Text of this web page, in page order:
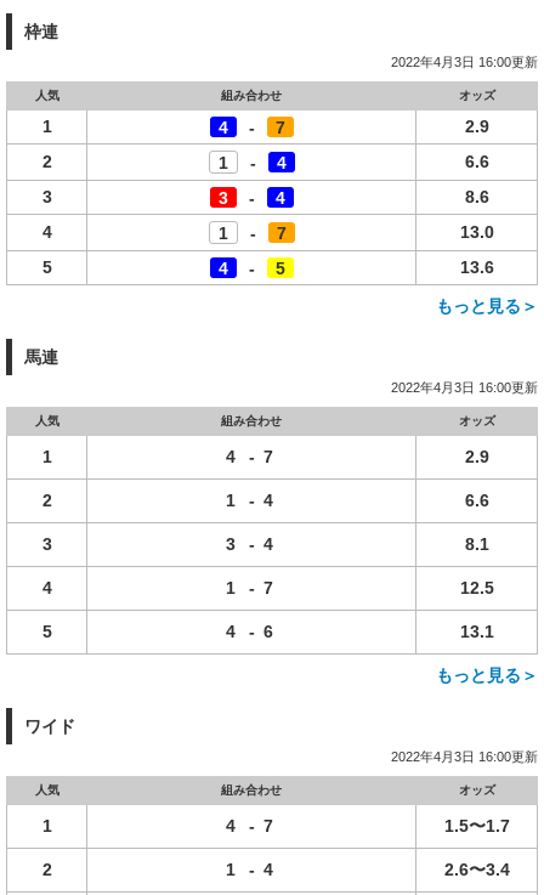
枠連
2022年4月3日 16:00更新
人気 組み合わせ オッズ
1 4 - 7
2.9
2
1 - 4
6.6
3
3 - 4
8.6
4
1 - 7
13.0
5
4 - 5
13.6
もっと見る＞
馬連
2022年4月3日 16:00更新
人気 組み合わせ オッズ
1 4 - 7 2.9
2 1 - 4 6.6
3 3 - 4 8.1
4 1 - 7 12.5
5 4 - 6 13.1
もっと見る＞
ワイド
2022年4月3日 16:00更新
人気 組み合わせ オッズ
1 4 - 7 1.5〜1.7
2 1 - 4 2.6〜3.4